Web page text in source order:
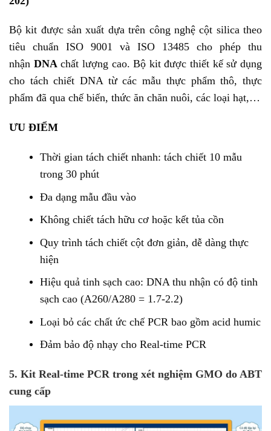
Bộ kit được sản xuất dựa trên công nghệ cột silica theo
tiêu chuẩn ISO 9001 và ISO 13485 cho phép thu
nhận DNAchất lượng cao. Bộ kit được thiết kế sử dụng
cho tách chiết DNA từ các mẫu thực phẩm thô, thực
phẩm đã qua chế biến, thức ăn chăn nuôi, các loại hạt,…
ƯU ĐIỂM
Thời gian tách chiết nhanh: tách chiết 10 mẫu
trong 30 phút
Đa dạng mẫu đầu vào
Không chiết tách hữu cơ hoặc kết tủa cồn
Quy trình tách chiết cột đơn giản, dễ dàng thực
hiện
Hiệu quả tinh sạch cao: DNA thu nhận có độ tinh
sạch cao (A260/A280 = 1.7-2.2)
Loại bỏ các chất ức chế PCR bao gồm acid humic
Đảm bảo độ nhạy cho Real-time PCR
5. Kit Real-time PCR trong xét nghiệm GMO do ABT
cung cấp